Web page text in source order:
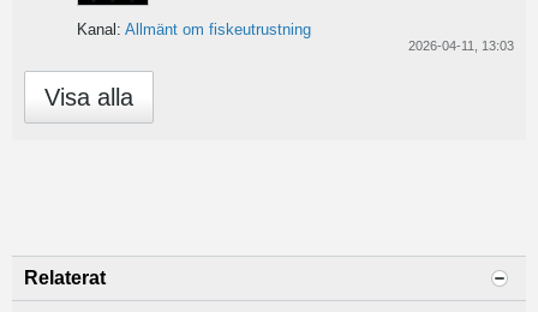
Kanal: Allmänt om fiskeutrustning
2026-04-11, 13:03
Visa alla
Relaterat